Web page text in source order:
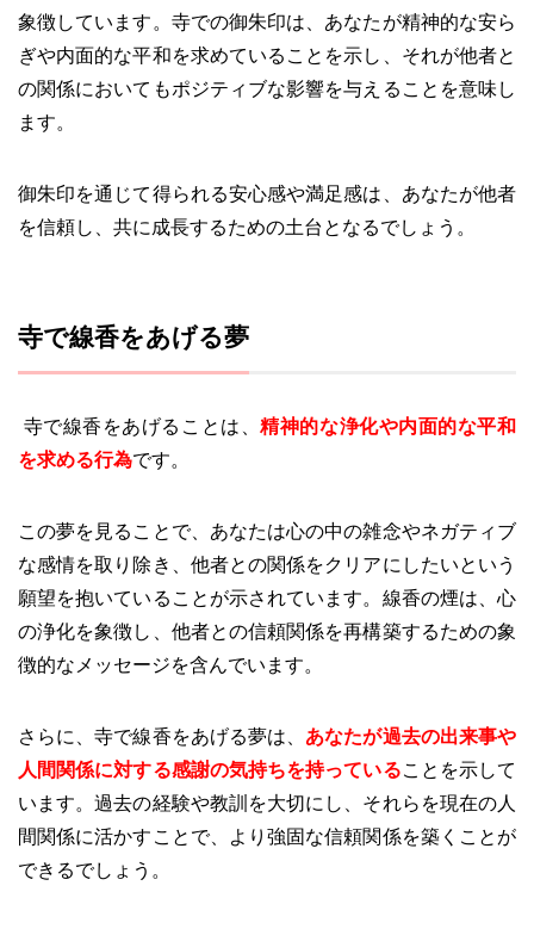
象徴しています。寺での御朱印は、あなたが精神的な安ら
ぎや内面的な平和を求めていることを示し、それが他者と
の関係においてもポジティブな影響を与えることを意味し
ます。
御朱印を通じて得られる安心感や満足感は、あなたが他者
を信頼し、共に成長するための土台となるでしょう。
寺で線香をあげる夢
寺で線香をあげることは、精神的な浄化や内面的な平和
を求める行為です。
この夢を見ることで、あなたは心の中の雑念やネガティブ
な感情を取り除き、他者との関係をクリアにしたいという
願望を抱いていることが示されています。線香の煙は、心
の浄化を象徴し、他者との信頼関係を再構築するための象
徴的なメッセージを含んでいます。
さらに、寺で線香をあげる夢は、 あなたが過去の出来事や
人間関係に対する感謝の気持ちを持っていることを示して
います。過去の経験や教訓を大切にし、それらを現在の人
間関係に活かすことで、より強固な信頼関係を築くことが
できるでしょう。